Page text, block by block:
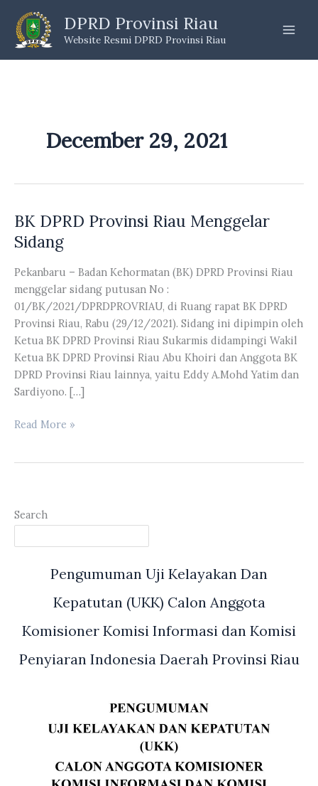
content
DPRD Provinsi Riau
Website Resmi DPRD Provinsi Riau
December 29, 2021
BK DPRD Provinsi Riau Menggelar
Sidang
Pekanbaru – Badan Kehormatan (BK) DPRD Provinsi Riau
menggelar sidang putusan No :
01/BK/2021/DPRDPROVRIAU, di Ruang rapat BK DPRD
Provinsi Riau, Rabu (29/12/2021). Sidang ini dipimpin oleh
Ketua BK DPRD Provinsi Riau Sukarmis didampingi Wakil
Ketua BK DPRD Provinsi Riau Abu Khoiri dan Anggota BK
DPRD Provinsi Riau lainnya, yaitu Eddy A.Mohd Yatim dan
Sardiyono. […]
BK
Sidang
Read More »
Search
Pengumuman Uji Kelayakan Dan
Kepatutan (UKK) Calon Anggota
Komisioner Komisi Informasi dan Komisi
Penyiaran Indonesia Daerah Provinsi Riau